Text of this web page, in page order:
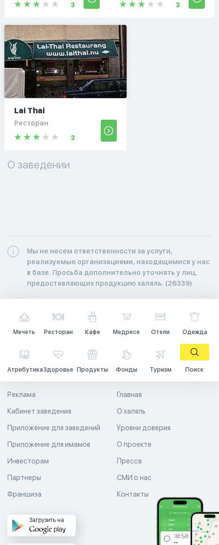
3
3
Lai Thai
Ресторан
3
О заведении
Мы не несем ответственности за услуги,
реализуемые организациями, находящимися у нас
в базе. Просьба дополнительно уточнять у лиц,
предоставляющих продукцию халяль. (26339)
Мечеть Ресторан Кафе Медресе Отели Одежда
АтрибутикаЗдоровье Продукты Фонды Туризм Поиск
Главная
О халяль
Уровни доверия
Реклама
Кабинет заведения
Приложение для заведений
Приложение для имамов О проекте
Пресса
СМИ о нас
Контакты
Инвесторам
Партнеры
Франшиза
Загрузить на